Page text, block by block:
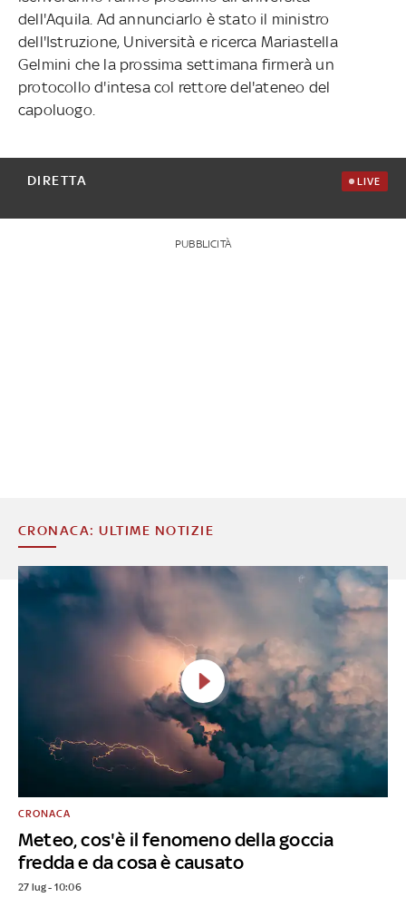
dell'Aquila. Ad annunciarlo è stato il ministro
dell'Istruzione, Università e ricerca Mariastella
Gelmini che la prossima settimana firmerà un
protocollo d'intesa col rettore del'ateneo del
capoluogo.
DIRETTA LIVE
PUBBLICITÀ
CRONACA: ULTIME NOTIZIE
Meteo, cos'è il fenomeno della goccia
fredda e da cosa è causato
CRONACA
27 lug - 10:06